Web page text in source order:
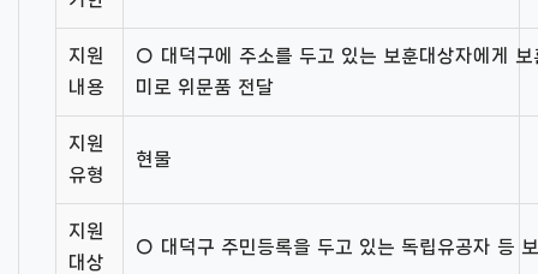
지원
내용
○ 대덕구에 주소를 두고 있는 보훈대상자에게
미로 위문품 전달
지원
유형
현물
지원
대상
○ 대덕구 주민등록을 두고 있는 독립유공자 등